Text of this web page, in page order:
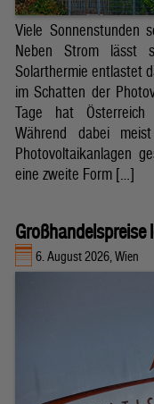
Viele Sonnenstunden
Neben Strom lässt
Solarthermie entlastet
im Schatten der
Tage hat Österreich
Während dabei
Photovoltaikanlagen
eine zweite Form […]
6. August 2026, Wien